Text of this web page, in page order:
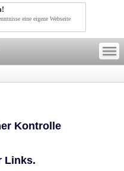
eine eigene Webseite
—
—
—
Kontrolle
Links.